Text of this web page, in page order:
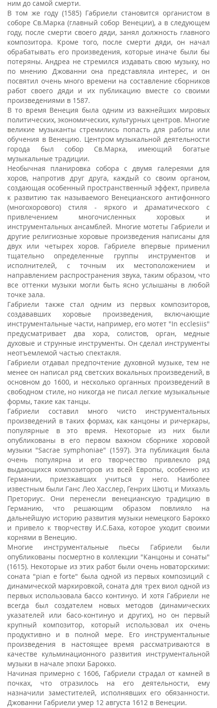
ним до самой смерти.
В том же году (1585) Габриели становится органистом в
соборе Св.Марка (главный собор Венеции), а в следующем
году, после смерти своего дяди, занял должность главного
композитора. Кроме того, после смерти дяди, он начал
обрабатывать его произведения, которые иначе были бы
потеряны. Андреа не стремился издавать свою музыку, но
по мнению Джованни она представляла интерес, и он
посвятил очень много времени на составление сборников
работ своего дяди и их публикацию вместе со своими
произведениями в 1587.
В то время Венеция была одним из важнейших мировых
политических, экономических, культурных центров. Многие
великие музыканты стремились попасть для работы или
обучения в Венецию. Центром музыкальной деятельности
города был собор Св.Марка, имеющий богатые
музыкальные традиции.
Необычная планировка собора с двумя галереями для
хоров, напротив друг друга, каждый со своим органом,
создающая особенный пространственный эффект, привела
к развитию так называемого Венецианского антифонного
(многохорового) стиля - яркого и драматического с
привлечением многочисленных хоровых и
инструментальных ансамблей. Многие мотеты Габриели и
другие религиозные хоровые произведения написаны для
двух или четырех хоров. Габриеле впервые применил
тщательно определенные группы инструментов и
исполнителей, с точным их местоположением и
направлением распространения звука, таким образом, что
все оттенки музыки могли быть ясно услышаны в любой
точке зала.
Габриели также стал одним из первых композиторов,
создававших хоровые произведения, включающие
инструментальные части, например, его мотет "In ecclesiis"
предусматривает два хора, солистов, орган, медные
духовые и струнные инструменты. Он сделал инструменты
неотъемлемой частью спектакля.
Габриели отдавал предпочтение духовной музыке, тем не
менее он написал ряд светских вокальных произведений, в
основном до 1600, и несколько органных произведений в
свободном стиле, но никогда не писал легкие музыкальные
формы, такие как танцы.
Габриели составил много чисто инструментальных
произведений в таких формах, как канцоны и ричеркары,
популярные в это время. Некоторые из них были
опубликованы в его первом важном сборнике хоровой
музыки "Sacrae symphoniae" (1597). Эта публикация была
очень популярна и его творчество привлекло ряд
выдающихся композиторов из всей Европы, особенно из
Германии, приезжавших учиться у него. Наиболее
известным были Ганс Лео Хасслер, Генрих Шютц и Михаэль
Преториус. Они перенесли венецианскую традицию в
Германию, что решающим образом повлияло на
дальнейшую историю развития музыки немецкого Барокко
и привело к творчеству И.С.Баха, которое уходит своими
корнями в Венецию.
Многие инструментальные пьесы Габриели были
опубликованы посмертно в коллекции "Канцоны и сонаты"
(1615). Некоторые из этих работ были очень новаторскими:
соната "pian e forte" была одной из первых композиций с
динамической маркировкой, соната для трех виол одной из
первых использовала бассо континуо. И хотя Габриели не
всегда был создателем новых методов (динамических
указателей или басо-континуо и других), но он первый
крупный композитор, который использовал их очень
продуктивно и в полной мере. Его инструментальные
произведения в настоящее время рассматриваются в
качестве кульминационного развития инструментальной
музыки в начале эпохи Барокко.
Начиная примерно с 1606, Габриели страдал от камней в
почках, что отразилось на его деятельности, ему
назначили заместителей, исполнявших его обязанности.
Джованни Габриели умер 12 августа 1612 в Венеции.